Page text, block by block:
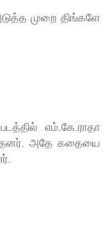
முறை திங்களே
எம்.கே.ராதா
அதே கதையை